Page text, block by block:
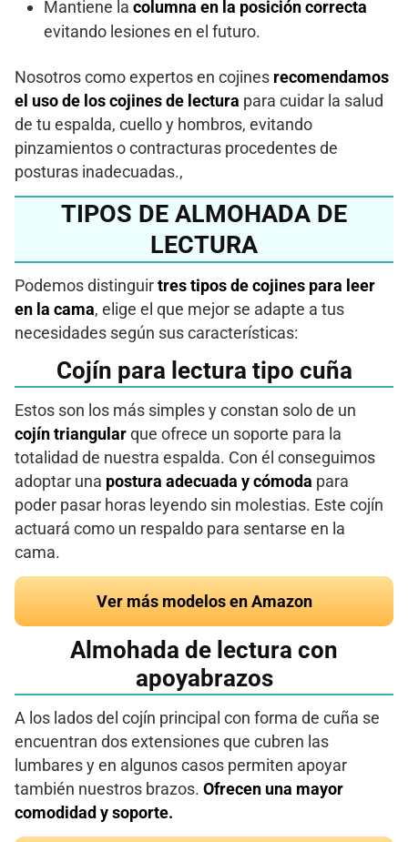
Mantiene la columna en la posición correcta
evitando lesiones en el futuro.
Nosotros como expertos en cojines recomendamos
el uso de los cojines de lectura para cuidar la salud
de tu espalda, cuello y hombros, evitando
pinzamientos o contracturas procedentes de
posturas inadecuadas.,
TIPOS DE ALMOHADA DE
LECTURA
Podemos distinguir tres tipos de cojines para leer
en la cama, elige el que mejor se adapte a tus
necesidades según sus características:
Cojín para lectura tipo cuña
Estos son los más simples y constan solo de un
cojín triangular que ofrece un soporte para la
totalidad de nuestra espalda. Con él conseguimos
adoptar una postura adecuada y cómoda para
poder pasar horas leyendo sin molestias. Este cojín
actuará como un respaldo para sentarse en la
cama.
Ver más modelos en Amazon
Almohada de lectura con
apoyabrazos
A los lados del cojín principal con forma de cuña se
encuentran dos extensiones que cubren las
lumbares y en algunos casos permiten apoyar
también nuestros brazos. Ofrecen una mayor
comodidad y soporte.